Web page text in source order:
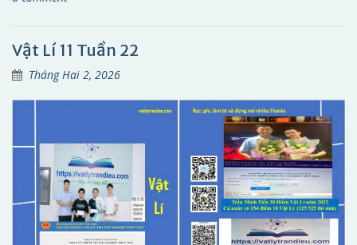
Vật Lí 11 Tuần 22
Tháng Hai 2, 2026